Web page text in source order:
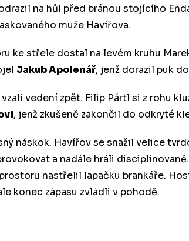
na hůl před bránou stojícího
muže Havířova.
ke střele dostal na levém kruhu
Jakub Apolenář, jenž dorazil puk
vedení zpět. Filip Pártl si z rohu
, jenž zkušeně zakončil do odkryté
náskok. Havířov se snažil velice
a nadále hráli
nastřelil lapačku brankáře.
konec zápasu zvládli v pohodě.